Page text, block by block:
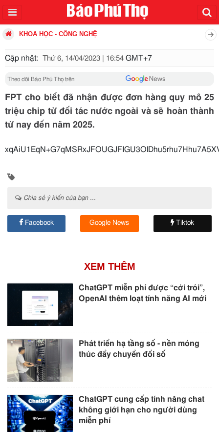
KHOA HỌC - CÔNG NGHỆ
Cập nhật: Thứ 6, 14/04/2023 | 16:54 GMT+7
Theo dõi Báo Phú Thọ trên
FPT cho biết đã nhận được đơn hàng quy mô 25
triệu chip từ đối tác nước ngoài và sẽ hoàn thành
từ nay đến năm 2025.
Chia sẻ ý kiến của bạn ...
Facebook Google News Tiktok
XEM THÊM
ChatGPT miễn phí được “cởi trói”,
OpenAI thêm loạt tính năng AI mới
Phát triển hạ tầng số - nền móng
thúc đẩy chuyển đổi số
ChatGPT cung cấp tính năng chat
không giới hạn cho người dùng
miễn phí